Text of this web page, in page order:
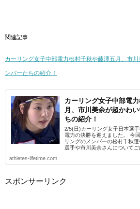
関連記事
カーリング女子中部電力松村千秋や藤澤五月、市
ンバーたちの紹介！
カーリング女子中部電
月、市川美余が超かわ
ちの紹介！
2/5(日)カーリング女子日本選
電力の決勝を迎えました。 今
リングのメンバーの松村千秋
選手や市川美余さんについてご
athletes-lifetime.com
スポンサーリンク